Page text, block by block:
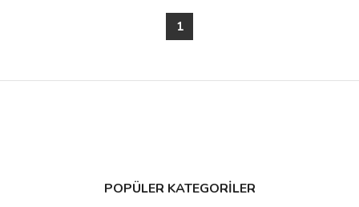
1
POPÜLER KATEGORİLER